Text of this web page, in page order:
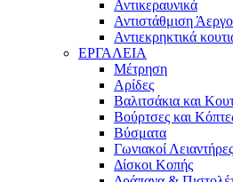
Αντικεραυνικά
Αντιστάθμιση
Αντιεκρηκτικά
ΕΡΓΑΛΕΙΑ
Μέτρηση
Αρίδες
Βαλιτσάκια και
Βούρτσες και
Βύσματα
Γωνιακοί Λειαντήρες
Δίσκοι Κοπής